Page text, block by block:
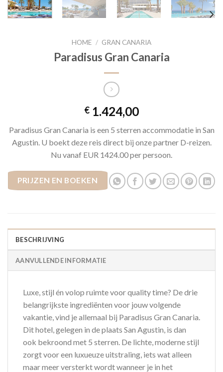
HOME / GRAN CANARIA
Paradisus Gran Canaria
€ 1.424,00
Paradisus Gran Canaria is een 5 sterren accommodatie in San
Agustin. U boekt deze reis direct bij onze partner D-reizen.
Nu vanaf EUR 1424.00 per persoon.
PRIJZEN EN BOEKEN
BESCHRIJVING
AANVULLENDE INFORMATIE
Luxe, stijl én volop ruimte voor quality time? De drie
belangrijkste ingrediënten voor jouw volgende
vakantie, vind je allemaal bij Paradisus Gran Canaria.
Dit hotel, gelegen in de plaats San Agustin, is dan
ook bekroond met 5 sterren. De lichte, moderne stijl
zorgt voor een luxueuze uitstraling, iets wat alleen
maar meer versterkt wordt wanneer je in het